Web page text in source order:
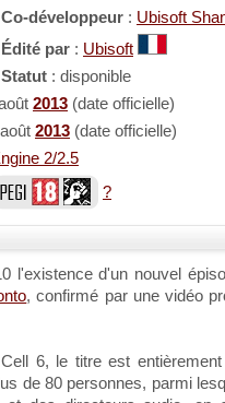
Co-développeur : Ubisoft
Édité par : Ubisoft
Statut : disponible
2013 (date officielle)
2013 (date officielle)
2/2.5
?
l'existence d'un nouvel
, confirmé par une vidéo
6, le titre est
de 80 personnes, parmi